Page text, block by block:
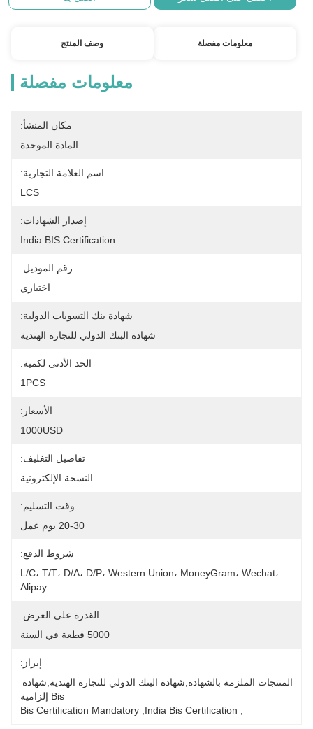
معلومات مفصلة وصف المنتج
معلومات مفصلة
مكان المنشأ:
المادة الموحدة
اسم العلامة التجارية:
LCS
إصدار الشهادات:
India BIS Certification
رقم الموديل:
اختياري
شهادة بنك التسويات الدولية:
شهادة البنك الدولي للتجارة الهندية
الحد الأدنى لكمية:
1PCS
الأسعار:
1000USD
تفاصيل التغليف:
النسخة الإلكترونية
وقت التسليم:
20-30 يوم عمل
شروط الدفع:
L/C، T/T، D/A، D/P، Western Union، MoneyGram، Wechat،
Alipay
القدرة على العرض:
5000 قطعة في السنة
إبراز:
Bis إلزامية
India Bis Certification
Bis Certification Mandatory